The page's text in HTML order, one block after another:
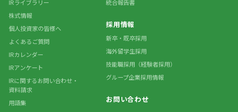
IRライブラリー
株式情報
個人投資家の皆様へ
よくあるご質問
IRカレンダー
IRアンケート
IRに関するお問い合わせ・
資料請求
用語集
統合報告書
採用情報
新卒・既卒採用
海外留学生採用
技能職採用（経験者採用）
グループ企業採用情報
お問い合わせ